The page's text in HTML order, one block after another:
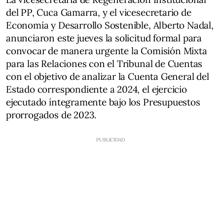
del PP, Cuca Gamarra, y el vicesecretario de
Economía y Desarrollo Sostenible, Alberto Nadal,
anunciaron este jueves la solicitud formal para
convocar de manera urgente la Comisión Mixta
para las Relaciones con el Tribunal de Cuentas
con el objetivo de analizar la Cuenta General del
Estado correspondiente a 2024, el ejercicio
ejecutado íntegramente bajo los Presupuestos
prorrogados de 2023.